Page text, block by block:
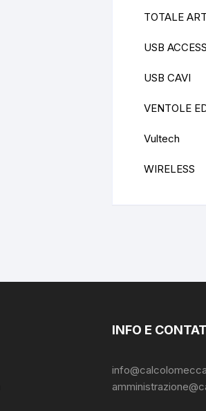
TOTALE
USB
USB CAVI
VENTOLE
Vultech
WIRELESS
INFO E